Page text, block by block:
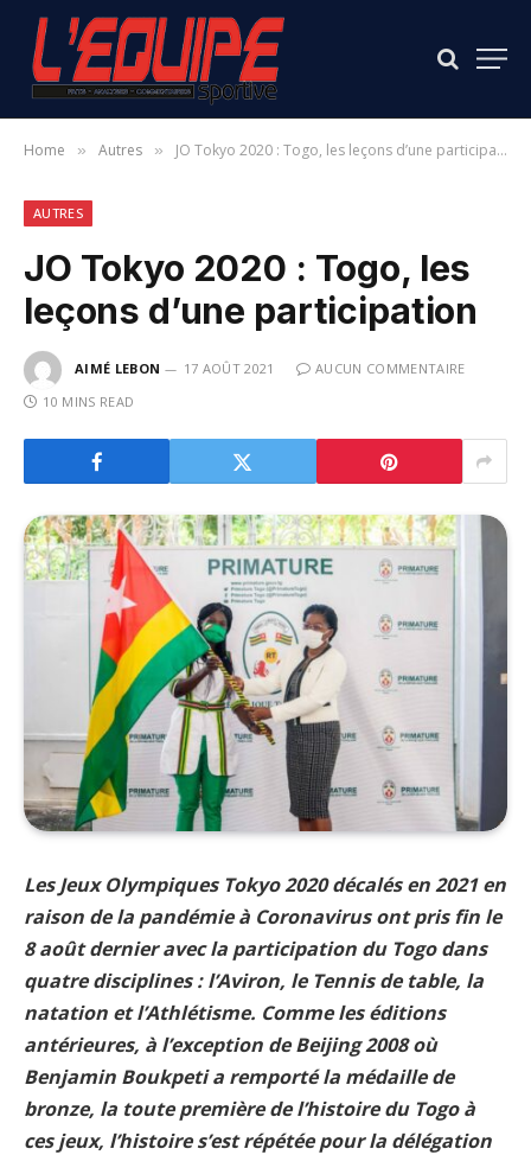
Home » Autres » JO Tokyo 2020 : Togo, les leçons d’une participation
AUTRES
JO Tokyo 2020 : Togo, les
leçons d’une participation
AIMÉ LEBON 17 AOÛT 2021
AUCUN COMMENTAIRE
10 MINS READ
Les Jeux Olympiques Tokyo 2020 décalés en 2021 en
raison de la pandémie à Coronavirus ont pris fin le
8 août dernier avec la participation du Togo dans
quatre disciplines : l’Aviron, le Tennis de table, la
natation et l’Athlétisme. Comme les éditions
antérieures, à l’exception de Beijing 2008 où
Benjamin Boukpeti a remporté la médaille de
bronze, la toute première de l’histoire du Togo à
ces jeux, l’histoire s’est répétée pour la délégation